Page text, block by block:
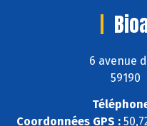
6 avenue
59190
Coordonnées GPS :